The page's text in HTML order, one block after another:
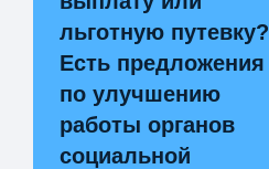
льготную путевку?
Есть предложения
по улучшению
работы органов
социальной